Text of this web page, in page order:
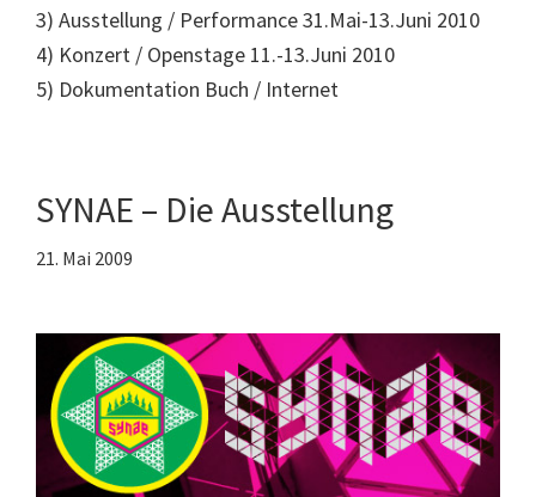
3) Ausstellung / Performance 31.Mai-13.Juni 2010
4) Konzert / Openstage 11.-13.Juni 2010
5) Dokumentation Buch / Internet
SYNAE – Die Ausstellung
21. Mai 2009